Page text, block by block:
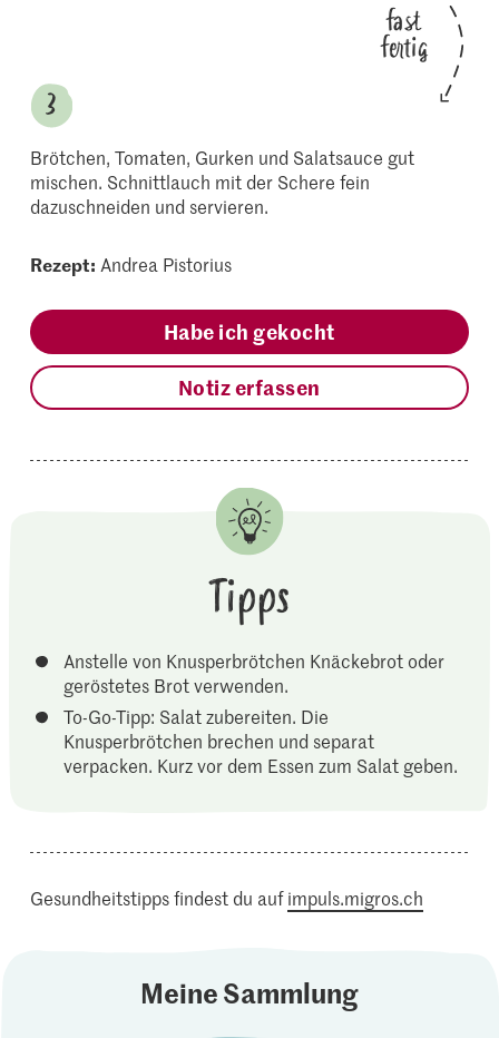
fast
fertig
Brötchen, Tomaten, Gurken und Salatsauce gut
mischen. Schnittlauch mit der Schere fein
dazuschneiden und servieren.
Rezept: Andrea Pistorius
Habe ich gekocht
Notiz erfassen
Tipps
Anstelle von Knusperbrötchen Knäckebrot oder
geröstetes Brot verwenden.
To-Go-Tipp: Salat zubereiten. Die
Knusperbrötchen brechen und separat
verpacken. Kurz vor dem Essen zum Salat geben.
Gesundheitstipps findest du aufimpuls.migros.ch
Meine Sammlung